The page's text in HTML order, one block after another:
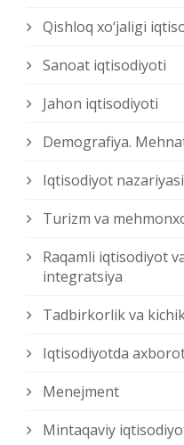
Qishloq xо‘jaligi
Sanoat iqtisodiyoti
Jahon iqtisodiyoti
Demografiya.
Iqtisodiyot nazariyasi
Turizm va
Raqamli iqtisodiyot
integratsiya
Tadbirkorlik va
Iqtisodiyotda
Menejment
Mintaqaviy